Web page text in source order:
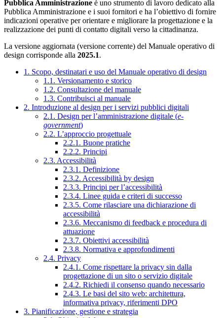
Pubblica Amministrazione è uno strumento di lavoro dedicato alla
Pubblica Amministrazione e i suoi fornitori e ha l’obiettivo di fornire
indicazioni operative per orientare e migliorare la progettazione e la
realizzazione dei punti di contatto digitali verso la cittadinanza.
La versione aggiornata (versione corrente) del Manuale operativo di
design corrisponde alla 2025.1.
1. Scopo, destinatari e uso del Manuale operativo di design
1.1. Versionamento e storico
1.2. Consultazione del manuale
1.3. Contribuisci al manuale
2. Introduzione al design per i servizi pubblici digitali
2.1. Design per l’amministrazione digitale (e-
government)
2.2. L’approccio progettuale
2.2.1. Buone pratiche
2.2.2. Principi
2.3. Accessibilità
2.3.1. Definizione
2.3.2. Accessibilità by design
2.3.3. Principi per l’accessibilità
2.3.4. Linee guida e criteri di successo
2.3.5. Come rilasciare una dichiarazione di
accessibilità
2.3.6. Meccanismo di feedback e procedura di
attuazione
2.3.7. Obiettivi accessibilità
2.3.8. Normativa e approfondimenti
2.4. Privacy
2.4.1. Come rispettare la privacy sin dalla
progettazione di un sito o servizio digitale
2.4.2. Richiedi il consenso quando necessario
2.4.3. Le basi del sito web: architettura,
informativa privacy, riferimenti DPO
3. Pianificazione, gestione e strategia